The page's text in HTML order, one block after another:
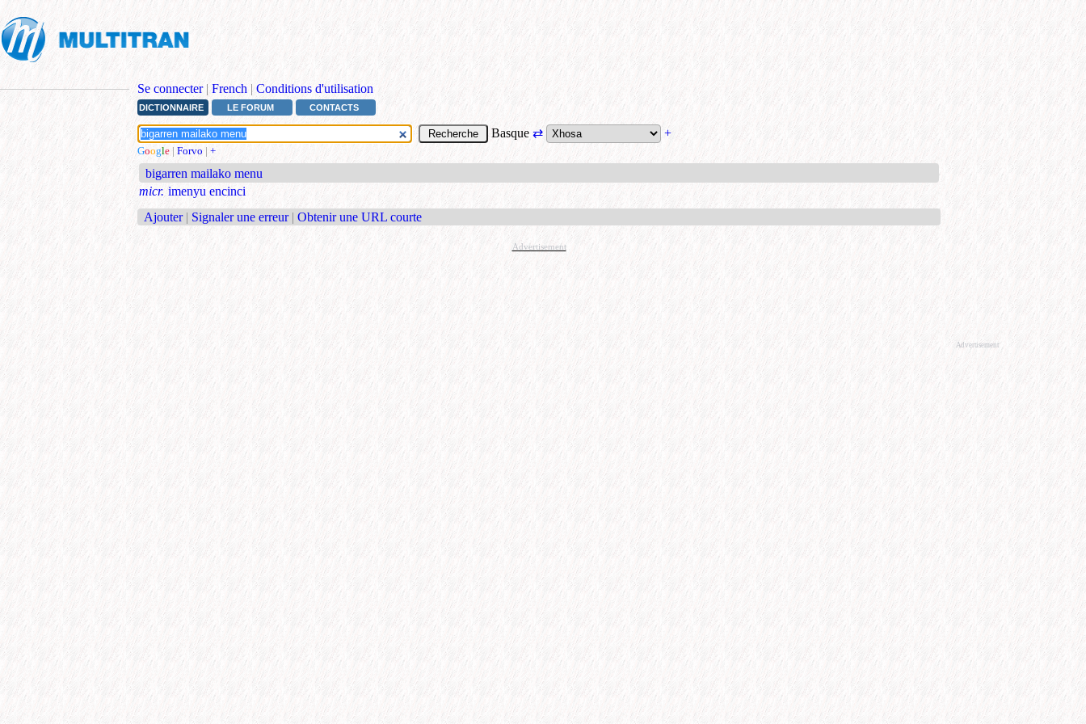
Se connecter | French | Conditions d'utilisation
DICTIONNAIRE LE FORUM CONTACTS
Basque ⇄ +
Google | Forvo | +
bigarren mailako menu
micr. imenyu encinci
Ajouter | Signaler une erreur | Obtenir une URL courte
Advertisement
Advertisement